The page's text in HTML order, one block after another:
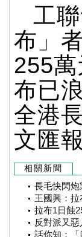
工
布」
255
布已
全港
文匯
相關新聞
長毛快閃炮
王國興：
拉布1日蝕
反對派又
話你知：「